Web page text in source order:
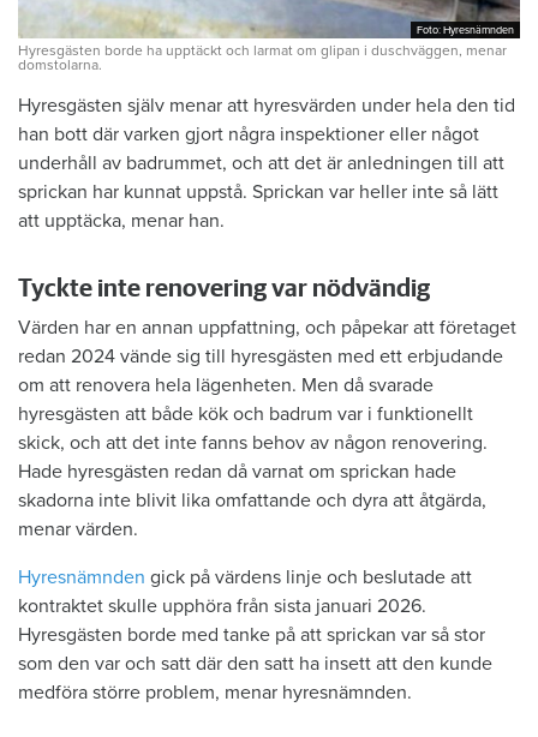
Foto: Hyresnämnden
Foto: Hyresnämnden
Hyresgästen borde ha upptäckt och larmat om glipan i duschväggen, menar
domstolarna.
Hyresgästen själv menar att hyresvärden under hela den tid
han bott där varken gjort några inspektioner eller något
underhåll av badrummet, och att det är anledningen till att
sprickan har kunnat uppstå. Sprickan var heller inte så lätt
att upptäcka, menar han.
Tyckte inte renovering var nödvändig
Värden har en annan uppfattning, och påpekar att företaget
redan 2024 vände sig till hyresgästen med ett erbjudande
om att renovera hela lägenheten. Men då svarade
hyresgästen att både kök och badrum var i funktionellt
skick, och att det inte fanns behov av någon renovering.
Hade hyresgästen redan då varnat om sprickan hade
skadorna inte blivit lika omfattande och dyra att åtgärda,
menar värden.
Hyresnämnden gick på värdens linje och beslutade att
kontraktet skulle upphöra från sista januari 2026.
Hyresgästen borde med tanke på att sprickan var så stor
som den var och satt där den satt ha insett att den kunde
medföra större problem, menar hyresnämnden.